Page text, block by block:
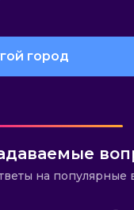
город
на популярные